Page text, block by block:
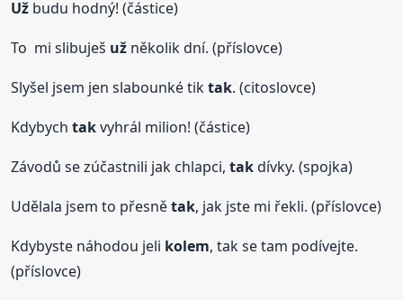
Už budu hodný! (částice)
To mi slibuješ už několik dní. (příslovce)
Slyšel jsem jen slabounké tiktak. (citoslovce)
Kdybychtakvyhrál milion! (částice)
Závodů se zúčastnili jak chlapci,takdívky. (spojka)
Udělala jsem to přesnětak, jak jste mi řekli. (příslovce)
Kdybyste náhodou jeli kolem, tak se tam podívejte.
(příslovce)